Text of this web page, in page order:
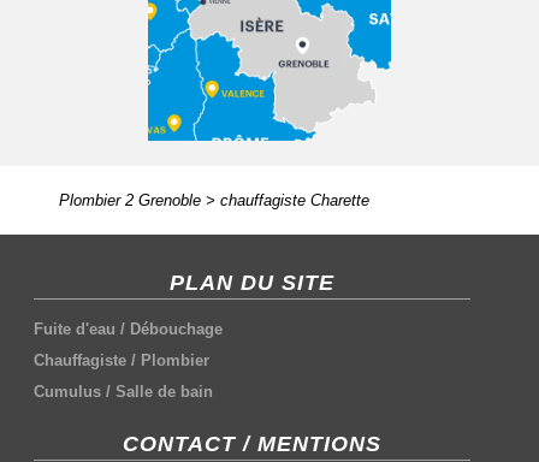
Plombier 2 Grenoble> chauffagiste Charette
PLAN DU SITE
Fuite d'eau / Débouchage
Chauffagiste / Plombier
Cumulus /Salle de bain
CONTACT / MENTIONS